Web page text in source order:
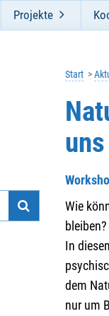
Projekte
Start
Wie
In
dem
nur um